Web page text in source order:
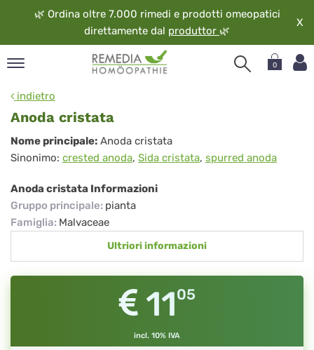
🌿 Ordina oltre 7.000 rimedi e prodotti omeopatici
direttamente dal produttor 🌿
X
0
indietro
Anoda cristata
Anoda
cristata
Nome principale: Anoda cristata
Sinonimo: crested anoda, Sida cristata, spurred anoda
Anoda cristata Informazioni
Gruppo principale: pianta
Famiglia: Malvaceae
Ultriori informazioni
1105
incl. 10% IVA